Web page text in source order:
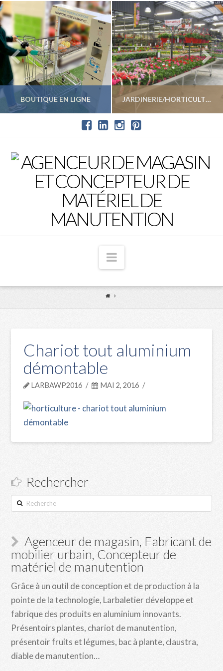
BOUTIQUE EN LIGNE JARDINERIE/HORTICULTURE
Navigation
Chariot tout aluminium
démontable
LARBAWP2016 MAI 2, 2016
Rechercher
Recherche
Agenceur de magasin, Fabricant de
mobilier urbain, Concepteur de
matériel de manutention
Grâce à un outil de conception et de production à la
pointe de la technologie, Larbaletier développe et
fabrique des produits en aluminium innovants.
Présentoirs plantes, chariot de manutention,
présentoir fruits et légumes, bac à plante, claustra,
diable de manutention…